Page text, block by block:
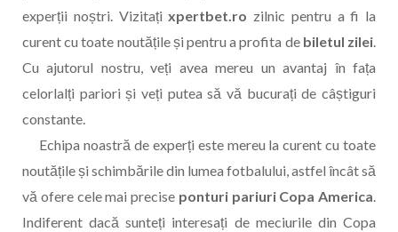
experții noștri. Vizitațixpertbet.ro zilnic pentru a fi la
curent cu toate noutățile și pentru a profita de biletul zilei.
Cu ajutorul nostru, veți avea mereu un avantaj în fața
celorlalți pariori și veți putea să vă bucurați de câștiguri
constante.
Echipa noastră de experți este mereu la curent cu toate
noutățile și schimbările din lumea fotbalului, astfel încât să
vă ofere cele mai precise ponturi pariuri Copa America.
Indiferent dacă sunteți interesați de meciurile din Copa